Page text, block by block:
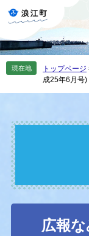
の
先
す
ー
を
し
現在地 トップページ
成25年6月号)
本
広報